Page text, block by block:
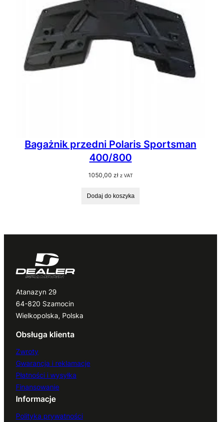
Bagażnik przedni Polaris Sportsman
400/800
1050,00 zł z VAT
Dodaj do koszyka
Atanazyn 29
64-820 Szamocin
Wielkopolska, Polska
Obsługa klienta
Zwroty
Gwarancja i reklamacje
Płatności i wysyłka
Finansowanie
Informacje
Polityka prywatności